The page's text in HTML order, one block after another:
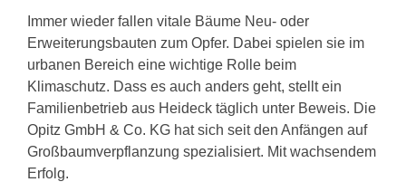
Immer wieder fallen vitale Bäume Neu- oder
Erweiterungsbauten zum Opfer. Dabei spielen sie im
urbanen Bereich eine wichtige Rolle beim
Klimaschutz. Dass es auch anders geht, stellt ein
Familienbetrieb aus Heideck täglich unter Beweis. Die
Opitz GmbH & Co. KG hat sich seit den Anfängen auf
Großbaumverpflanzung spezialisiert. Mit wachsendem
Erfolg.